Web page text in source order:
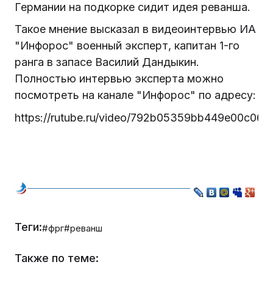
Германии на подкорке сидит идея реванша.
Такое мнение высказал в видеоинтервью ИА
"Инфорос" военный эксперт, капитан 1-го
ранга в запасе Василий Дандыкин.
Полностью интервью эксперта можно
посмотреть на канале "Инфорос" по адресу:
https://rutube.ru/video/
Теги:#фрг#реванш
Также по теме: